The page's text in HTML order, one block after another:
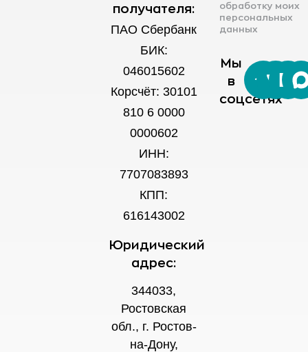
получателя:
ПАО Сбербанк
БИК:
046015602
Корсчёт: 30101
810 6 0000
0000602
ИНН:
7707083893
КПП:
616143002
Юридический
адрес:
344033,
Ростовская
обл., г. Ростов-
на-Дону,
обработку моих
персональных
данных
Мы
в
соцсетях